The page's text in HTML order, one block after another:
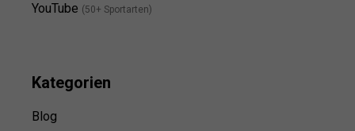
YouTube (50+ Sportarten)
Kategorien
Blog